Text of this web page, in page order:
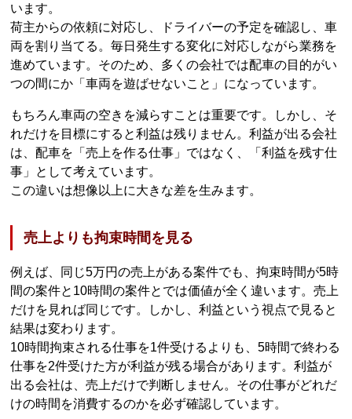
います。
荷主からの依頼に対応し、ドライバーの予定を確認し、車
両を割り当てる。毎日発生する変化に対応しながら業務を
進めています。そのため、多くの会社では配車の目的がい
つの間にか「車両を遊ばせないこと」になっています。
もちろん車両の空きを減らすことは重要です。しかし、そ
れだけを目標にすると利益は残りません。利益が出る会社
は、配車を「売上を作る仕事」ではなく、「利益を残す仕
事」として考えています。
この違いは想像以上に大きな差を生みます。
売上よりも拘束時間を見る
例えば、同じ5万円の売上がある案件でも、拘束時間が5時
間の案件と10時間の案件とでは価値が全く違います。売上
だけを見れば同じです。しかし、利益という視点で見ると
結果は変わります。
10時間拘束される仕事を1件受けるよりも、5時間で終わる
仕事を2件受けた方が利益が残る場合があります。利益が
出る会社は、売上だけで判断しません。その仕事がどれだ
けの時間を消費するのかを必ず確認しています。